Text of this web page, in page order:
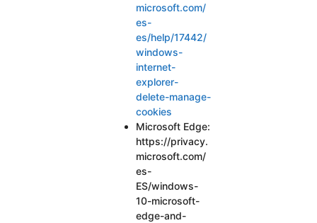
microsoft.com/
es-
es/help/17442/
windows-
internet-
explorer-
delete-manage-
cookies
Microsoft Edge:
https://privacy.
microsoft.com/
es-
ES/windows-
10-microsoft-
edge-and-